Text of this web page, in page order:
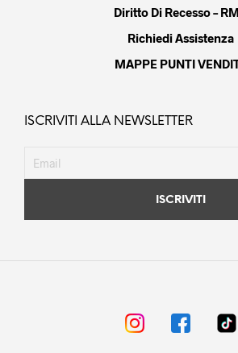
Diritto Di Recesso –
Richiedi Assistenza
MAPPE PUNTI
ISCRIVITI ALLA NEWSLETTER